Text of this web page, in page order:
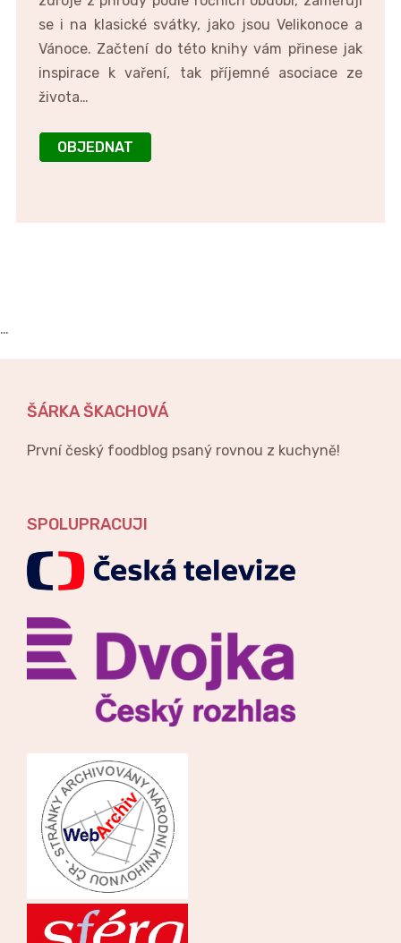
se i na klasické svátky, jako jsou Velikonoce a
Vánoce. Začtení do této knihy vám přinese jak
inspirace k vaření, tak příjemné asociace ze
života…
OBJEDNAT
…
ŠÁRKA ŠKACHOVÁ
První český foodblog psaný rovnou z kuchyně!
SPOLUPRACUJI